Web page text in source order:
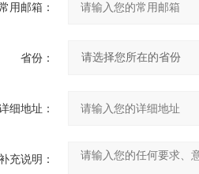
用邮箱：
省份：
细地址：
充说明：